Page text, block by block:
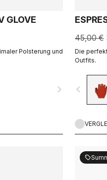
GLOVE
Polsterung und
navigate_next
45,00 €
Die
Outfits.
navigate_before
sell